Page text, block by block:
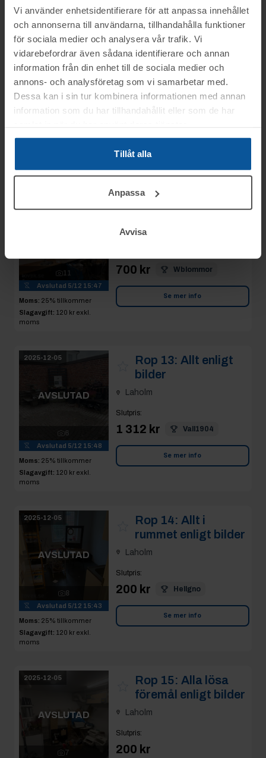
Vi använder enhetsidentifierare för att anpassa innehållet
och annonserna till användarna, tillhandahålla funktioner
för sociala medier och analysera vår trafik. Vi
vidarebefordrar även sådana identifierare och annan
information från din enhet till de sociala medier och
annons- och analysföretag som vi samarbetar med.
Dessa kan i sin tur kombinera informationen med annan
information som du har tillhandahållit eller som de har
Tillåt alla
Anpassa
Avvisa
2025-12-05
7
Rop 11:Byrå
vitrinskåp med
innehåll
Laholm
Slutpris:
11
Avslutad 5/12 15:47
Moms: 25% tillkommer
Slagavgift: 120 kr exkl.
moms
Rop 12:
enligt bilder
Laholm
700 kr Wblommor
Se mer info
2025-12-05
AVSLUTAD
6
Avslutad 5/12 15:48
Moms: 25% tillkommer
Slagavgift: 120 kr exkl.
moms
Rop 13: Allt enligt
bilder
Laholm
Slutpris:
1 312 kr Vall1904
Se mer info
2025-12-05
AVSLUTAD
8
Avslutad 5/12 15:43
Moms: 25% tillkommer
Slagavgift: 120 kr exkl.
moms
Rop 14: Allt i
rummet enligt bilder
Laholm
Slutpris:
200 kr Hellgno
Se mer info
2025-12-05
AVSLUTAD
7
Rop 15: Alla lösa
föremål enligt bilder
Laholm
Slutpris:
200 kr